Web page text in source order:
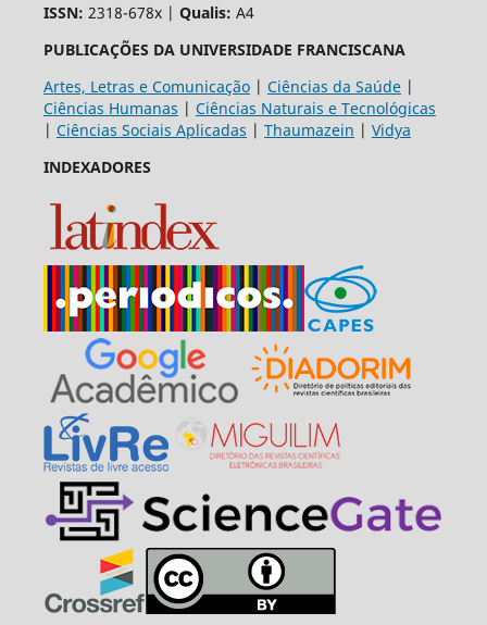
ISSN: 2318-678x | Qualis: A4
PUBLICAÇÕES DA UNIVERSIDADE FRANCISCANA
Artes, Letras e Comunicação| Ciências da Saúde|
Ciências Humanas | Ciências Naturais e Tecnológicas
| Ciências Sociais Aplicadas | Thaumazein | Vidya
INDEXADORES